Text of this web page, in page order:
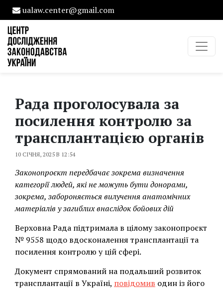
ualaw.center@gmail.com
Рада проголосувала за
посилення контролю за
трансплантацією органів
10 СІЧНЯ, 2025 В 12:54
Законопроєкт передбачає зокрема визначення
категорії людей, які не можуть бути донорами,
зокрема, забороняється вилучення анатомічних
матеріалів у загиблих внаслідок бойових дій
Верховна Рада підтримала в цілому законопроєкт
№ 9558 щодо вдосконалення трансплантації та
посилення контролю у цій сфері.
Документ спрямований на подальший розвиток
трансплантації в Україні, повідомив один із його